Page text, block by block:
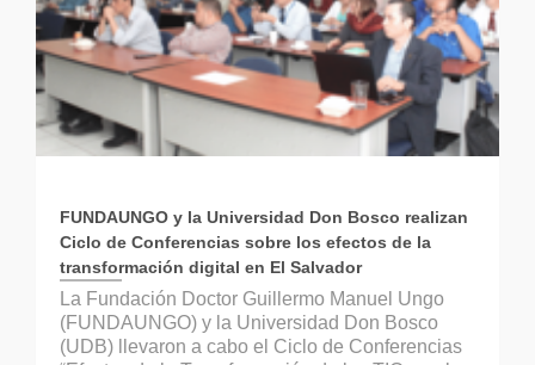
FUNDAUNGO y la Universidad Don Bosco realizan
Ciclo de Conferencias sobre los efectos de la
transformación digital en El Salvador
La Fundación Doctor Guillermo Manuel Ungo
(FUNDAUNGO) y la Universidad Don Bosco
(UDB) llevaron a cabo el Ciclo de Conferencias